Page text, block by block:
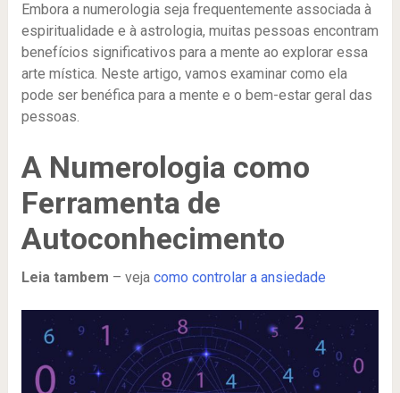
Embora a numerologia seja frequentemente associada à
espiritualidade e à astrologia, muitas pessoas encontram
benefícios significativos para a mente ao explorar essa
arte mística. Neste artigo, vamos examinar como ela
pode ser benéfica para a mente e o bem-estar geral das
pessoas.
A Numerologia como
Ferramenta de
Autoconhecimento
Leia tambem – veja como controlar a ansiedade